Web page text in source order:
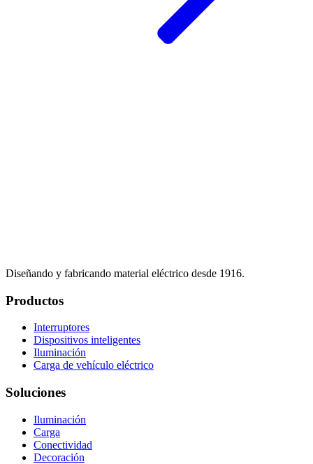
Diseñando y fabricando material eléctrico desde 1916.
Productos
Interruptores
Dispositivos inteligentes
Iluminación
Carga de vehículo eléctrico
Soluciones
Iluminación
Carga
Conectividad
Decoración